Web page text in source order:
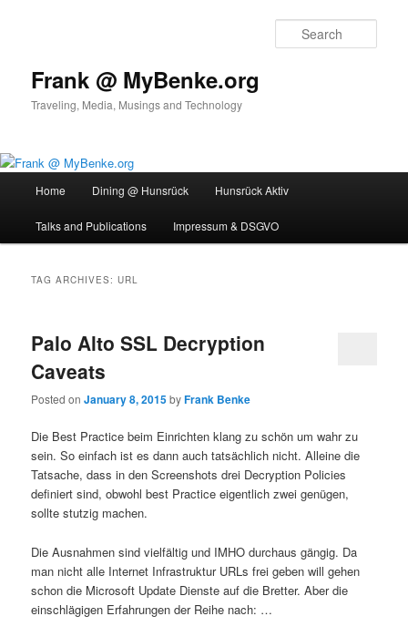
Frank @ MyBenke.org
Traveling, Media, Musings and Technology
Home Dining @ Hunsrück Hunsrück Aktiv
Talks and Publications Impressum & DSGVO
TAG ARCHIVES:URL
Palo Alto SSL Decryption
Caveats
Posted onJanuary 8, 2015byFrank Benke
Die Best Practice beim Einrichten klang zu schön um wahr zu
sein. So einfach ist es dann auch tatsächlich nicht. Alleine die
Tatsache, dass in den Screenshots drei Decryption Policies
definiert sind, obwohl best Practice eigentlich zwei genügen,
sollte stutzig machen.
Die Ausnahmen sind vielfältig und IMHO durchaus gängig. Da
man nicht alle Internet Infrastruktur URLs frei geben will gehen
schon die Microsoft Update Dienste auf die Bretter. Aber die
einschlägigen Erfahrungen der Reihe nach: …